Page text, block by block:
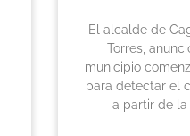
El alcalde de
Torres,
municipio
para detectar el
a partir de la